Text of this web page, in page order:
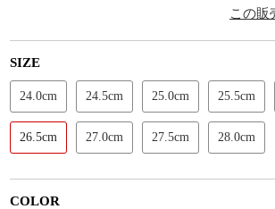
この販
SIZE
24.0cm 24.5cm 25.0cm 25.5cm
26.5cm 27.0cm 27.5cm 28.0cm
COLOR